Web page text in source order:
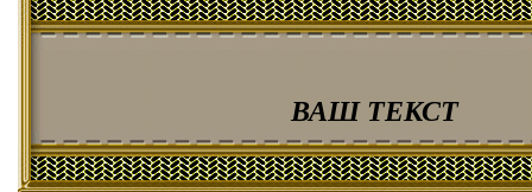
ВАШ ТЕКСТ